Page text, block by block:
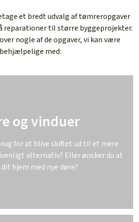
et bredt udvalg af tømreropgaver
reparationer til større byggeprojekter.
nogle af de opgaver, vi kan være
behjælpelige med:
og vinduer
for at blive skiftet ud til et mere
alternativ? Eller ønsker du at
hjem med nye døre?